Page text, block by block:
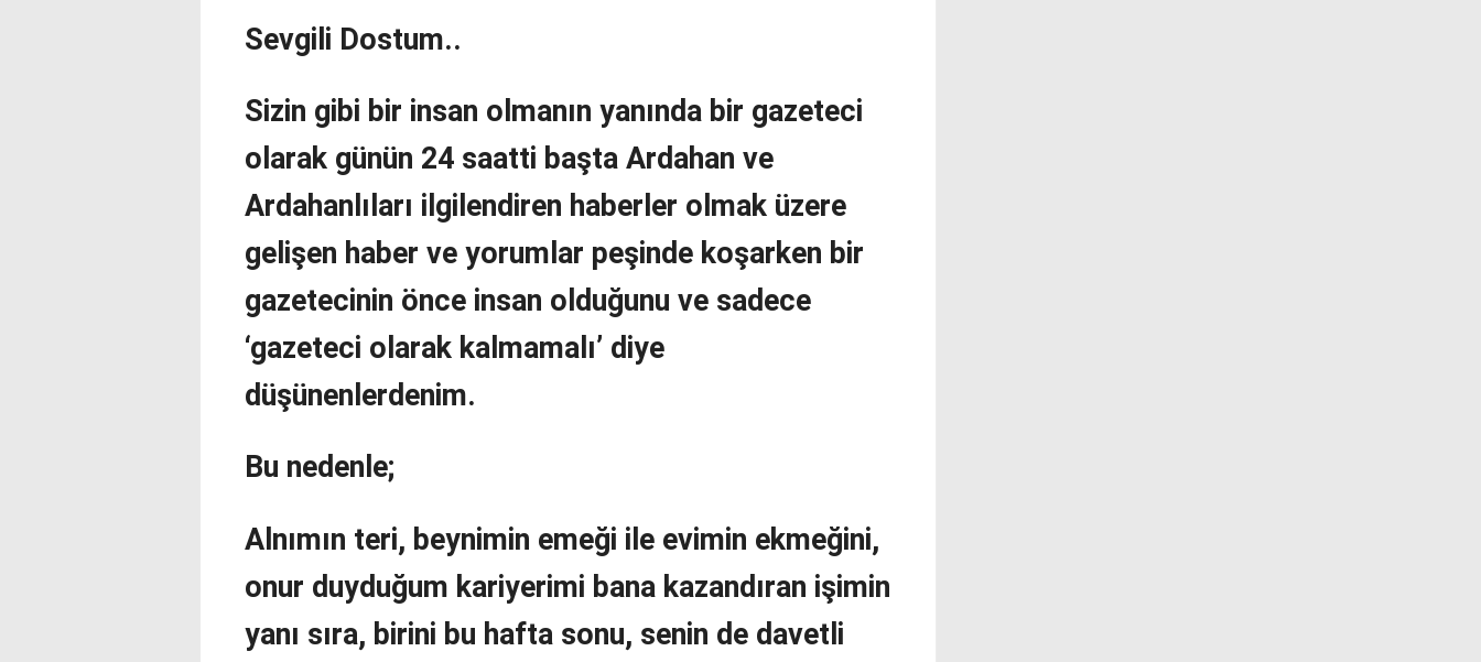
Sevgili Dostum..
Sizin gibi bir insan olmanın yanında bir gazeteci
olarak günün 24 saatti başta Ardahan ve
Ardahanlıları ilgilendiren haberler olmak üzere
gelişen haber ve yorumlar peşinde koşarken bir
gazetecinin önce insan olduğunu ve sadece
‘gazeteci olarak kalmamalı’ diye
düşünenlerdenim.
Bu nedenle;
Alnımın teri, beynimin emeği ile evimin ekmeğini,
onur duyduğum kariyerimi bana kazandıran işimin
yanı sıra, birini bu hafta sonu, senin de davetli